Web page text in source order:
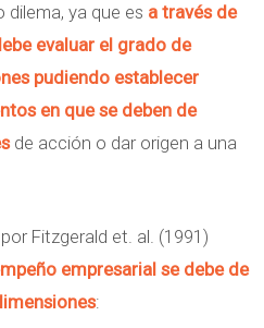
ya que es a través de
evaluar el grado de
pudiendo establecer
en que se deben de
de acción o dar origen a una
Fitzgerald et. al. (1991)
empresarial se debe de
: